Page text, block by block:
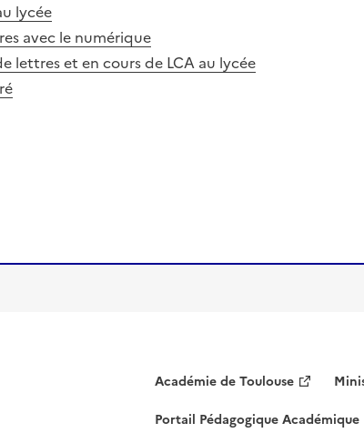
lycée
avec le numérique
lettres et en cours de LCA au lycée
Académie de Toulouse
Portail Pédagogique Académique